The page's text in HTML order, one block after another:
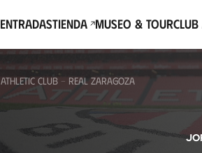
EntradasTienda Museo & Tour
ATHLETIC CLUB - REAL ZARAGOZA